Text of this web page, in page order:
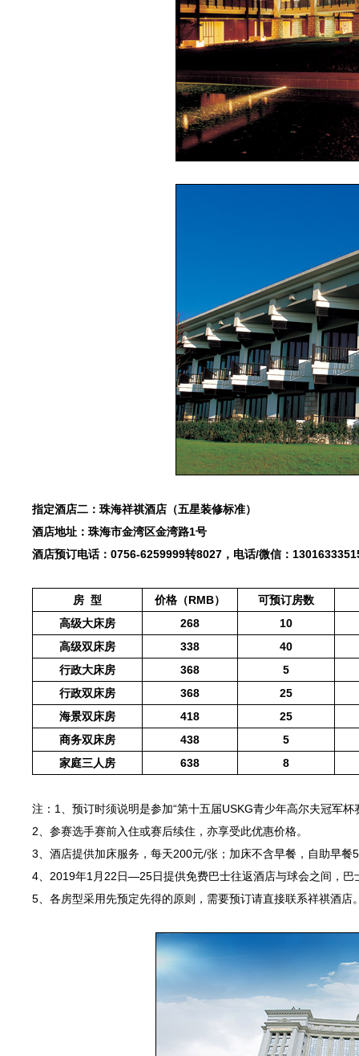
指定酒店二：珠海祥祺酒店（五星装修标准）
酒店地址：珠海市金湾区金湾路1号
酒店预订电话：0756-6259999转8027，电话/微信：
房 型 价格（RMB）
可预订房数
高级大床房
268
10
高级双床房
338
40
行政大床房
368
5
行政双床房
368
25
海景双床房
418
25
商务双床房
438
5
家庭三人房
638 8
注：1、预订时须说明是参加“第十五届USKG青少年高尔夫冠军
2、参赛选手赛前入住或赛后续住，亦享受此优惠价格。
3、酒店提供加床服务，每天200元/张；加床不含早餐，自助早餐
4、2019年1月22日—25日提供免费巴士往返酒店与球会之间，巴
5、各房型采用先预定先得的原则，需要预订请直接联系祥祺酒店